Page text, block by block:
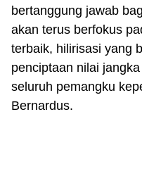
bertanggung jawab
akan terus berfokus
terbaik, hilirisasi yang
penciptaan nilai
seluruh pemangku
Bernardus.